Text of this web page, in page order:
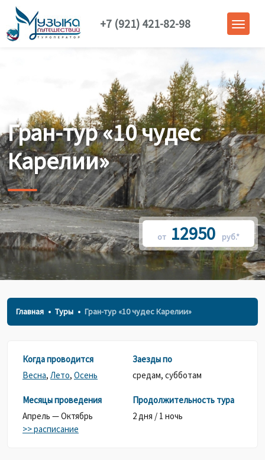
+7 (921) 421-82-98
Гран-тур «10 чудес
Карелии»
от 12950 руб.*
Главная Туры Гран-тур «10 чудес Карелии»
Когда проводится
Весна, Лето, Осень
Месяцы проведения
Апрель — Октябрь
>> расписание
Заезды по
средам, субботам
Продолжительность тура
2 дня / 1 ночь